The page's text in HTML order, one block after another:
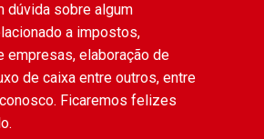
dúvida sobre algum
a impostos,
empresas, elaboração de
de caixa entre outros, entre
Ficaremos felizes